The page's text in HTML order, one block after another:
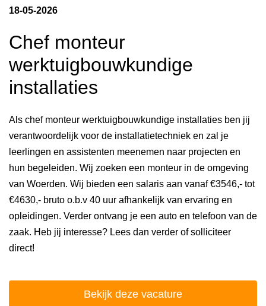
18-05-2026
Chef monteur
werktuigbouwkundige
installaties
Als chef monteur werktuigbouwkundige installaties ben jij
verantwoordelijk voor de installatietechniek en zal je
leerlingen en assistenten meenemen naar projecten en
hun begeleiden. Wij zoeken een monteur in de omgeving
van Woerden. Wij bieden een salaris aan vanaf €3546,- tot
€4630,- bruto o.b.v 40 uur afhankelijk van ervaring en
opleidingen. Verder ontvang je een auto en telefoon van de
zaak. Heb jij interesse? Lees dan verder of solliciteer
direct!
Bekijk deze vacature